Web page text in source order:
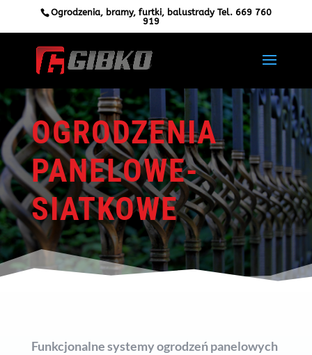
Ogrodzenia, bramy, furtki, balustrady Tel. 669 760
919
OGRODZENIA
PANELOWE-
SIATKOWE
Funkcjonalne systemy ogrodzeń panelowych